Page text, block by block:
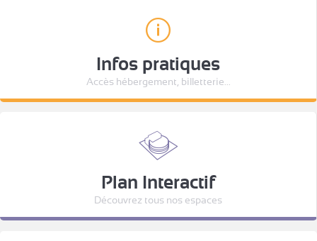
Infos pratiques
Accès hébergement, billetterie...
Plan Interactif
Découvrez tous nos espaces